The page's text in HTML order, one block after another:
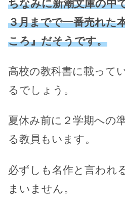
ちなみに新潮文庫の中
３月までで一番売れた
ころ』だそうです。
高校の教科書に載って
るでしょう。
夏休み前に２学期への
る教員もいます。
必ずしも名作と言われ
まいません。